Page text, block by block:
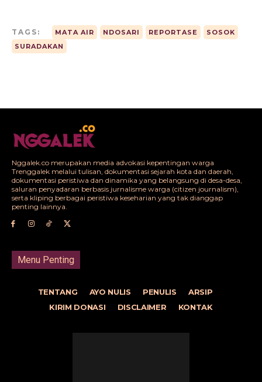
TAGS: MATA AIR NDOSARI REPORTASE
SOSOK
SURADAKAN
Nggalek.co merupakan media advokasi kepentingan warga
Trenggalek melalui tulisan, dokumentasi sejarah kota dan daerah,
dokumentasi peristiwa dan dinamika yang belangsung di desa-desa,
saluran penyadaran berbasis jurnalisme warga (citizen journalism),
serta kliping berbagai peristiwa keseharian yang tak dianggap
penting lainnya.
Menu Penting
TENTANG AYO NULIS PENULIS
ARSIP
KIRIM DONASI
DISCLAIMER KONTAK